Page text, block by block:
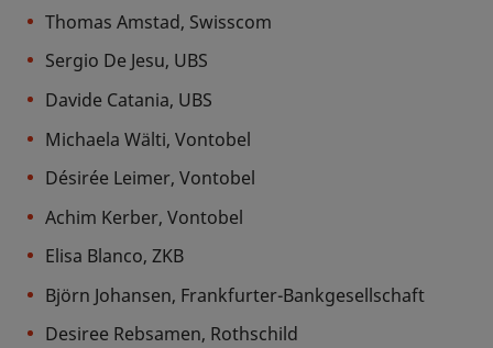
Thomas Amstad, Swisscom
Sergio De Jesu, UBS
Davide Catania, UBS
Michaela Wälti, Vontobel
Désirée Leimer, Vontobel
Achim Kerber, Vontobel
Elisa Blanco, ZKB
Björn Johansen, Frankfurter-Bankgesellschaft
Desiree Rebsamen, Rothschild